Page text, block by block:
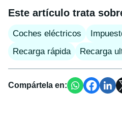
Este artículo trata
Coches eléctricos
Recarga rápida
Recarga
Compártela en: